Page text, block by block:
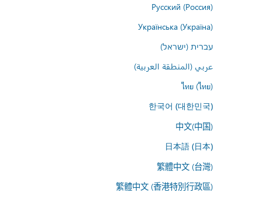
Русский (Россия)
Українська (Україна)
עברית (ישראל)
عربي (المنطقة العربية)
ไทย (ไทย)
한국어 (대한민국)
中文(中国)
日本語 (日本)
繁體中文 (台灣)
繁體中文 (香港特別行政區)